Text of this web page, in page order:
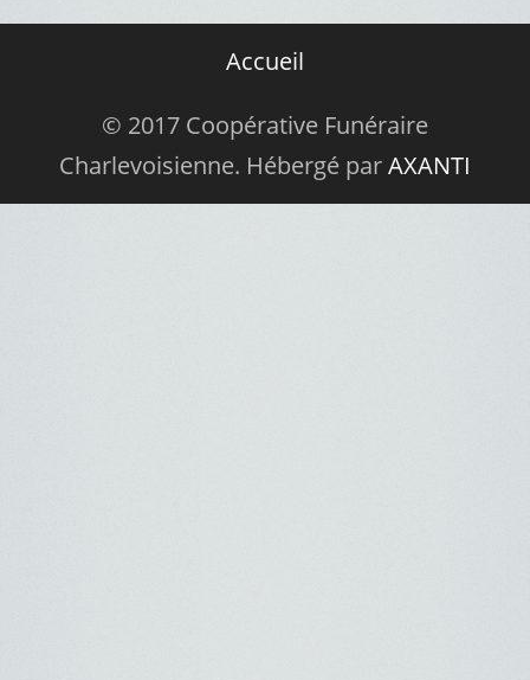
Accueil
© 2017 Coopérative Funéraire
Charlevoisienne. Hébergé parAXANTI